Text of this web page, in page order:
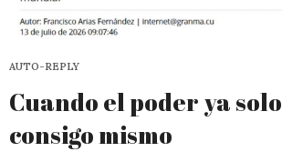
AUTO-REPLY
Cuando el poder ya
consigo mismo